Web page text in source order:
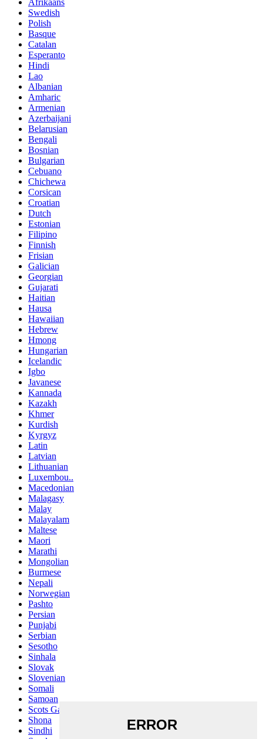
Swedish
Polish
Basque
Catalan
Esperanto
Hindi
Lao
Albanian
Amharic
Armenian
Azerbaijani
Belarusian
Bengali
Bosnian
Bulgarian
Cebuano
Chichewa
Corsican
Croatian
Dutch
Estonian
Filipino
Finnish
Frisian
Galician
Georgian
Gujarati
Haitian
Hausa
Hawaiian
Hebrew
Hmong
Hungarian
Icelandic
Igbo
Javanese
Kannada
Kazakh
Khmer
Kurdish
Kyrgyz
Latin
Latvian
Lithuanian
Luxembou..
Macedonian
Malagasy
Malay
Malayalam
Maltese
Maori
Marathi
Mongolian
Burmese
Nepali
Norwegian
Pashto
Persian
Punjabi
Serbian
Sesotho
Sinhala
Slovak
Slovenian
Somali
Samoan
Scots Gaelic
Shona
Sindhi